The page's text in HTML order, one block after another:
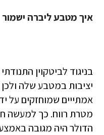
איך מטבע ליברה ישמור
בניגוד לביטקוין
יציבות במטבע שלה
אמתייים שמוחזקים על
מטרת רווח. כך למעשה
הדולר היה מגובה